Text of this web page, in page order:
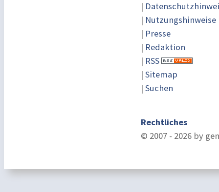
|
| Nutzungshinweise
| Presse
| Redaktion
| RSS
| Sitemap
| Suchen
Rechtliches
© 2007 - 2026 by